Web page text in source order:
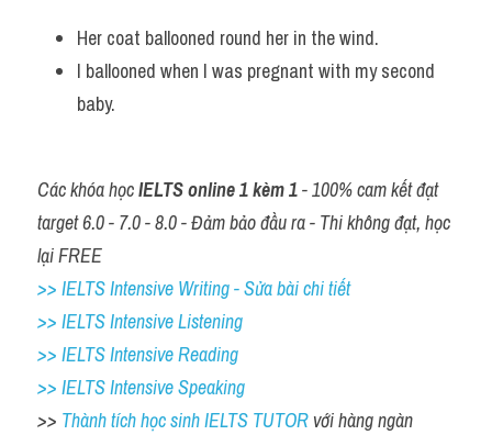
Her coat ballooned round her in the wind.
I ballooned when I was pregnant with my second
baby.
Các khóa học IELTS online 1 kèm 1 - 100% cam kết đạt
target 6.0 - 7.0 - 8.0 - Đảm bảo đầu ra - Thi không đạt, học
lại FREE
>> IELTS Intensive Writing - Sửa bài chi tiết
>> IELTS Intensive Listening
>> IELTS Intensive Reading
>> IELTS Intensive Speaking
>> Thành tích học sinh IELTS TUTOR với hàng ngàn